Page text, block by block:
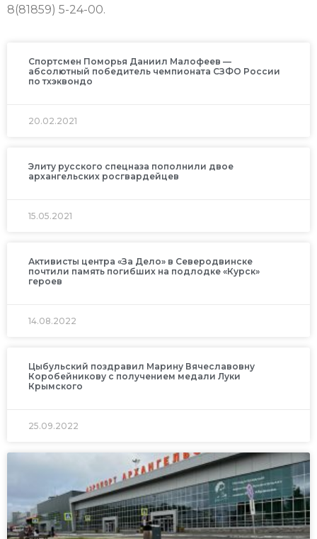
8(81859) 5-24-00.
Спортсмен Поморья Даниил Малофеев —
абсолютный победитель чемпионата СЗФО России
по тхэквондо
20.02.2021
Элиту русского спецназа пополнили двое
архангельских росгвардейцев
15.05.2021
Активисты центра «За Дело» в Северодвинске
почтили память погибших на подлодке «Курск»
героев
14.08.2022
Цыбульский поздравил Марину Вячеславовну
Коробейникову с получением медали Луки
Крымского
25.09.2022